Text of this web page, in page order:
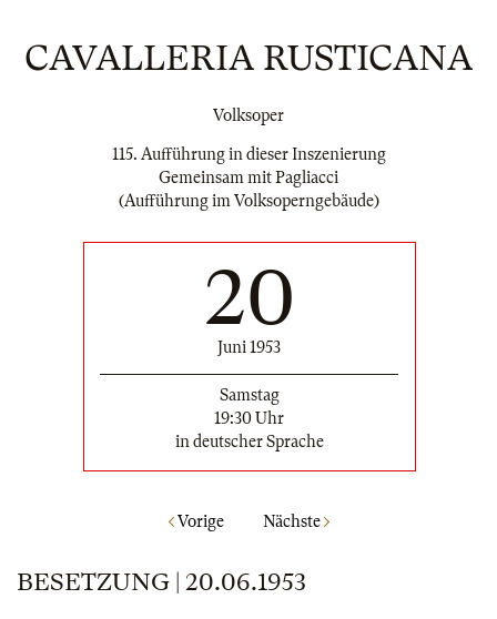
CAVALLERIA RUSTICANA
Volksoper
115. Aufführung in dieser Inszenierung
Gemeinsam mit Pagliacci
(Aufführung im Volksoperngebäude)
20
Juni 1953
Samstag
19:30 Uhr
in deutscher Sprache
Vorige Nächste
BESETZUNG | 20.06.1953